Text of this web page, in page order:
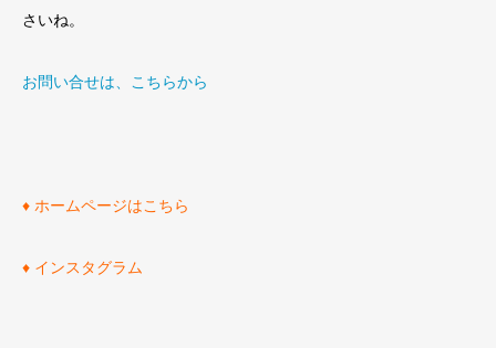
さいね。
お問い合せは、こちらから
♦ ホームページはこちら
♦ インスタグラム